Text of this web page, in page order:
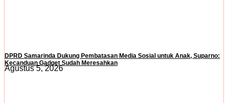
DPRD Samarinda Dukung Pembatasan Media Sosial untuk Anak, Suparno:
Kecanduan Gadget Sudah Meresahkan
Agustus 5, 2026